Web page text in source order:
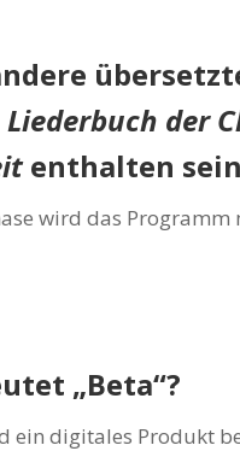
Liederbuch der
enthalten
wird das Programm
„Beta“?
ein digitales Produkt